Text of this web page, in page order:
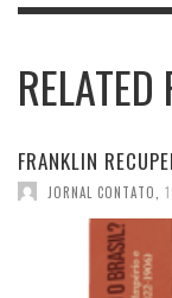
RELATED
FRANKLIN
JORNAL CONTATO